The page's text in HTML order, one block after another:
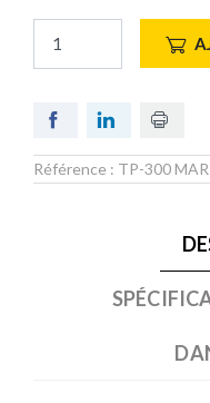
Référence : TP-300